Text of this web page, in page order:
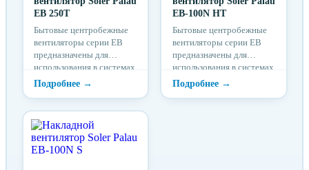
EB 250T
Бытовые центробежные
вентиляторы серии EB
предназначены для
использования в системах
вентиляции с большой
протяженностью воздух...
EB-100N HT
Бытовые центробежные
вентиляторы серии EB
предназначены для
использования в системах
вентиляции с большой
протяженностью воз...